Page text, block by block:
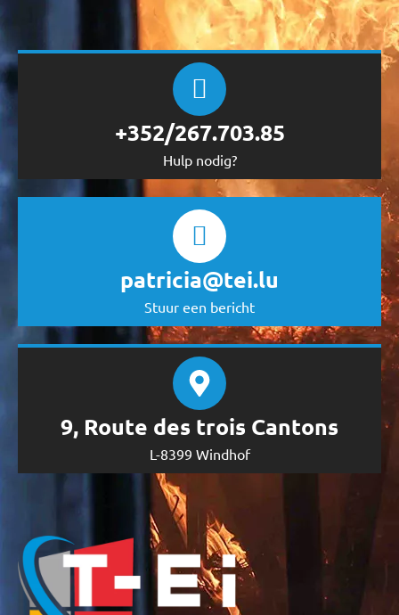
+352/267.703.85
Hulp nodig?
patricia@tei.lu
Stuur een bericht
9, Route des trois Cantons
L-8399 Windhof